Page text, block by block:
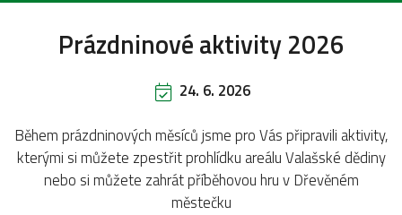
Prázdninové aktivity 2026
24. 6. 2026
Během prázdninových měsíců jsme pro Vás připravili aktivity,
kterými si můžete zpestřit prohlídku areálu Valašské dědiny
nebo si můžete zahrát příběhovou hru v Dřevěném
městečku